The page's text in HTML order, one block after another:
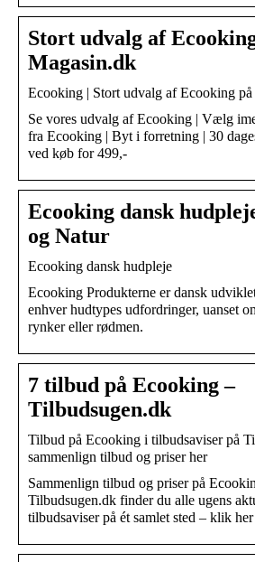
Stort udvalg af
Magasin.dk
Ecooking | Stort udvalg af Ecooking
Se vores udvalg af Ecooking | Vælg
fra Ecooking | Byt i forretning | 30
ved køb for 499,-
Ecooking dansk
og Natur
Ecooking dansk hudpleje
Ecooking Produkterne er dansk
enhver hudtypes udfordringer, uanset
rynker eller rødmen.
7 tilbud på Ecooking –
Tilbudsugen.dk
Tilbud på Ecooking i tilbudsaviser på
sammenlign tilbud og priser her
Sammenlign tilbud og priser på
Tilbudsugen.dk finder du alle ugens
tilbudsaviser på ét samlet sted – klik